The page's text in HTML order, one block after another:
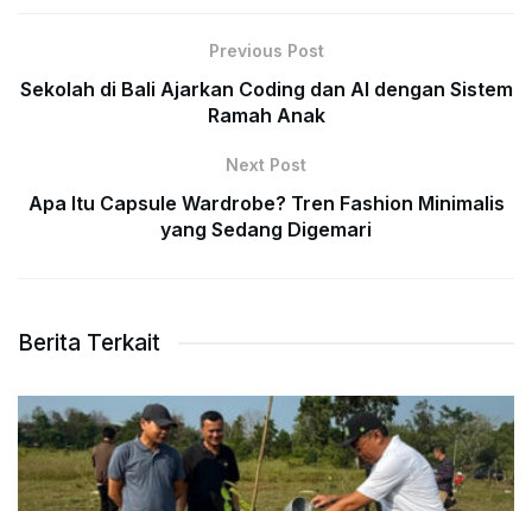
Previous Post
Sekolah di Bali Ajarkan Coding dan AI dengan Sistem
Ramah Anak
Next Post
Apa Itu Capsule Wardrobe? Tren Fashion Minimalis
yang Sedang Digemari
Berita Terkait